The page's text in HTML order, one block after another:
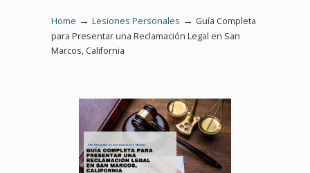
Home → Lesiones Personales → Guía Completa
para Presentar una Reclamación Legal en San
Marcos, California